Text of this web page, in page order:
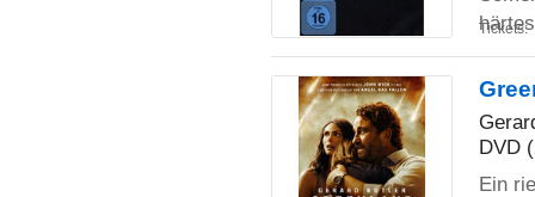
Tickets:
DVD
Ein